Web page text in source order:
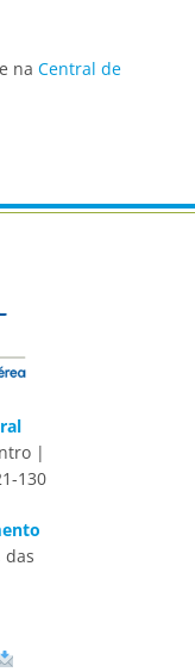
na Central de
|
130
das